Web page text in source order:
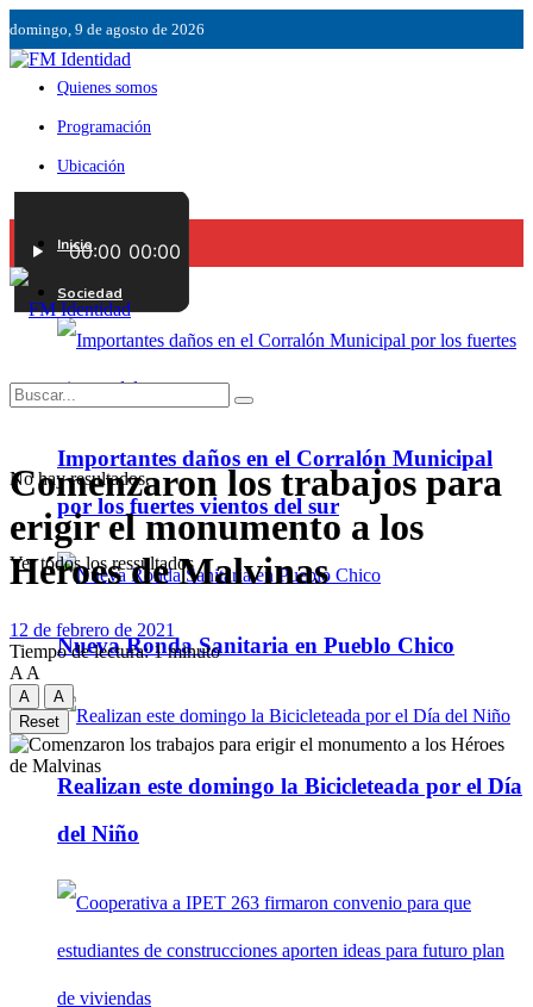
domingo, 9 de agosto de 2026
Quienes somos
Programación
Ubicación
Contáctenos
Inicio
Sociedad
Importantes daños en el Corralón Municipal
por los fuertes vientos del sur
Nueva Ronda Sanitaria en Pueblo Chico
Realizan este domingo la Bicicleteada por el Día
del Niño
No hay resultados.
Ver todos los ressultados
Comenzaron los trabajos para
erigir el monumento a los
Héroes de Malvinas
12 de febrero de 2021
Tiempo de lectura: 1 minuto
A A
A
A
Reset